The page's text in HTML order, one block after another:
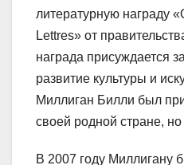
литературную награду
Lettres» от
награда присуждается
развитие культуры и
Миллиган Билли был
своей родной стране,
В 2007 году Миллигану